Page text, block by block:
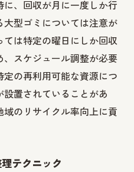
確保と事故防止策
するためのトラブル予
ルを防ぐための準備
法的トラブルを避ける
すべき安全ガイドライ
、回収が月に一度しか行
型ゴミについては注意が
は特定の曜日にしか回収
スケジュール調整が必要
の再利用可能な資源につ
置されていることがあ
のリサイクル率向上に貢
テクニック